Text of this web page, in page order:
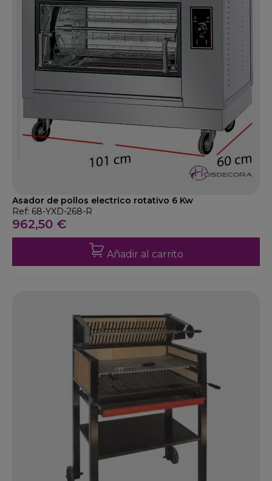
Asador de pollos electrico rotativo 6 Kw
Ref: 68-YXD-268-R
962,50 €
Añadir al carrito